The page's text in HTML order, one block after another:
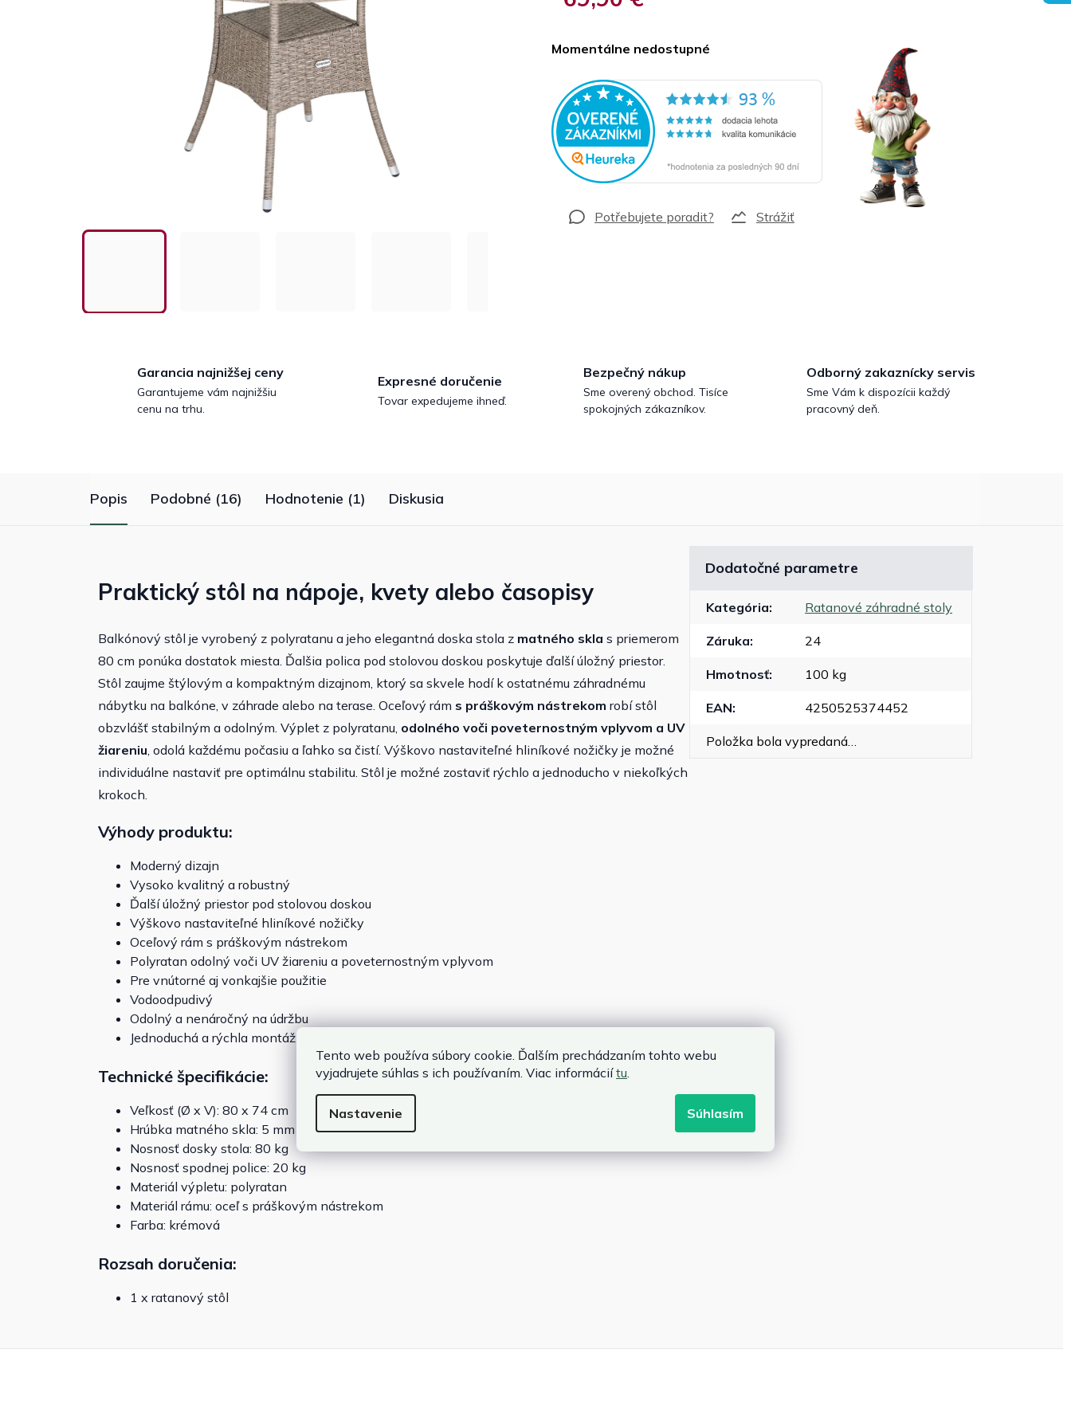
Tento web používa súbory cookie. Ďalším prechádzaním tohto webu
vyjadrujete súhlas s ich používaním. Viac informáciítu.
Nastavenie Súhlasím
Momentálne nedostupné
Strážiť
Garancia najnižšej ceny
Garantujeme vám najnižšiu
cenu na trhu.
Expresné doručenie
Tovar expedujeme ihneď.
Bezpečný nákup
Sme overený obchod. Tisíce
spokojných zákazníkov.
Odborný zakaznícky servis
Sme Vám k dispozícii každý
pracovný deň.
Popis Podobné (16) Hodnotenie (1) Diskusia
Praktický stôl na nápoje, kvety alebo časopisy
Balkónový stôl je vyrobený z polyratanu a jeho elegantná doska stola z matného skla s priemerom
80 cm ponúka dostatok miesta. Ďalšia polica pod stolovou doskou poskytuje ďalší úložný priestor.
Stôl zaujme štýlovým a kompaktným dizajnom, ktorý sa skvele hodí k ostatnému záhradnému
nábytku na balkóne, v záhrade alebo na terase. Oceľový rám s práškovým nástrekom robí stôl
obzvlášť stabilným a odolným. Výplet z polyratanu, odolného voči poveternostným vplyvom a UV
žiareniu, odolá každému počasiu a ľahko sa čistí. Výškovo nastaviteľné hliníkové nožičky je možné
individuálne nastaviť pre optimálnu stabilitu. Stôl je možné zostaviť rýchlo a jednoducho v niekoľkých
krokoch.
Výhody produktu:
Moderný dizajn
Vysoko kvalitný a robustný
Ďalší úložný priestor pod stolovou doskou
Výškovo nastaviteľné hliníkové nožičky
Oceľový rám s práškovým nástrekom
Polyratan odolný voči UV žiareniu a poveternostným vplyvom
Pre vnútorné aj vonkajšie použitie
Vodoodpudivý
Odolný a nenáročný na údržbu
Jednoduchá a rýchla montáž
Technické špecifikácie:
Veľkosť (Ø x V): 80 x 74 cm
Hrúbka matného skla: 5 mm
Nosnosť dosky stola: 80 kg
Nosnosť spodnej police: 20 kg
Materiál výpletu: polyratan
Materiál rámu: oceľ s práškovým nástrekom
Farba: krémová
Rozsah doručenia:
1 x ratanový stôl
Dodatočné parametre
Kategória: Ratanové záhradné stoly
Záruka: 24
Hmotnosť: 100 kg
EAN: 4250525374452
Položka bola vypredaná…